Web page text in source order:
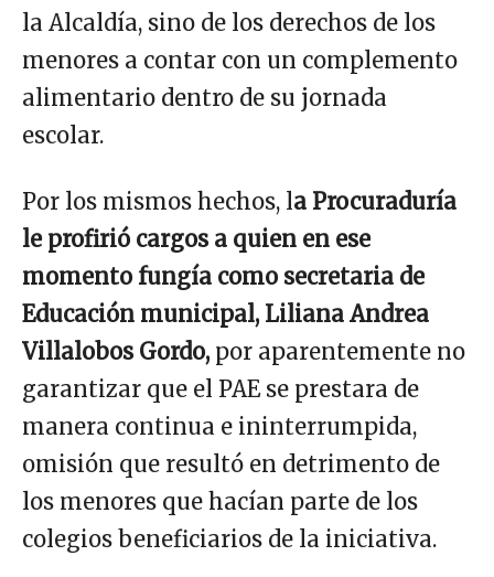
la Alcaldía, sino de los derechos de los
menores a contar con un complemento
alimentario dentro de su jornada
escolar.
Por los mismos hechos, la Procuraduría
le profirió cargos a quien en ese
momento fungía como secretaria de
Educación municipal, Liliana Andrea
Villalobos Gordo, por aparentemente no
garantizar que el PAE se prestara de
manera continua e ininterrumpida,
omisión que resultó en detrimento de
los menores que hacían parte de los
colegios beneficiarios de la iniciativa.